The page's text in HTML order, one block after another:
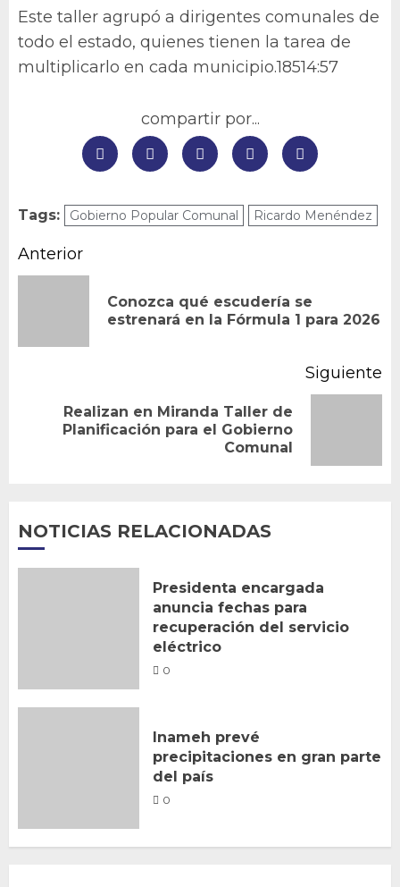
Este taller agrupó a dirigentes comunales de
todo el estado, quienes tienen la tarea de
multiplicarlo en cada municipio.18514:57
compartir por...
Tags: Gobierno Popular Comunal Ricardo Menéndez
Navegación
entradas
Anterior
Conozca qué escudería se
estrenará en la Fórmula 1 para 2026
Siguiente
Siguiente
Realizan en Miranda Taller de
Planificación para el Gobierno
Comunal
NOTICIAS RELACIONADAS
Presidenta encargada
anuncia fechas para
recuperación del servicio
eléctrico
0
Inameh prevé
precipitaciones en gran parte
del país
0